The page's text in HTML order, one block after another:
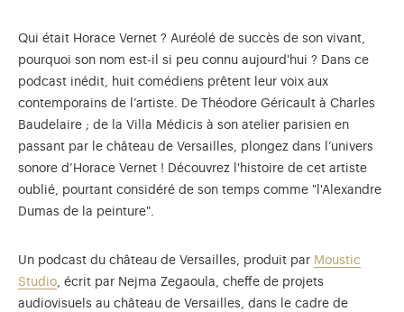
Qui était Horace Vernet ? Auréolé de succès de son vivant,
pourquoi son nom est-il si peu connu aujourd'hui ? Dans ce
podcast inédit, huit comédiens prêtent leur voix aux
contemporains de l’artiste. De Théodore Géricault à Charles
Baudelaire ; de la Villa Médicis à son atelier parisien en
passant par le château de Versailles, plongez dans l’univers
sonore d’Horace Vernet ! Découvrez l'histoire de cet artiste
oublié, pourtant considéré de son temps comme "l'Alexandre
Dumas de la peinture".
Un podcast du château de Versailles, produit par Moustic
Studio, écrit par Nejma Zegaoula, cheffe de projets
audiovisuels au château de Versailles, dans le cadre de